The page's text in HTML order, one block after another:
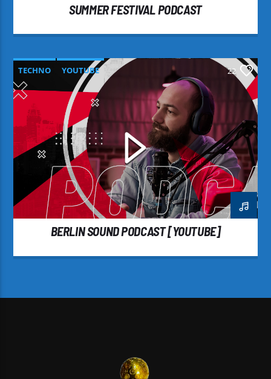
SUMMER FESTIVAL PODCAST
TECHNO YOUTUBE 22
BERLIN SOUND PODCAST [YOUTUBE]